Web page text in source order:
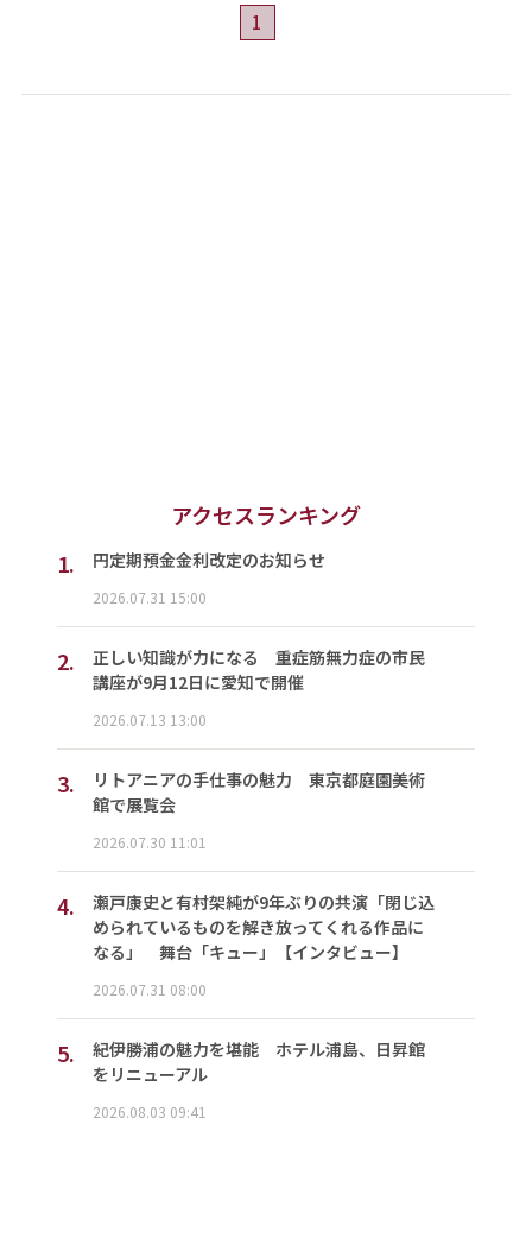
1
アクセスランキング
1.
円定期預金金利改定のお知らせ
2026.07.31 15:00
2.
正しい知識が力になる 重症筋無力症の市民
講座が9月12日に愛知で開催
2026.07.13 13:00
3.
リトアニアの手仕事の魅力 東京都庭園美術
館で展覧会
2026.07.30 11:01
4.
瀬戸康史と有村架純が9年ぶりの共演「閉じ込
められているものを解き放ってくれる作品に
なる」 舞台「キュー」【インタビュー】
2026.07.31 08:00
5.
紀伊勝浦の魅力を堪能 ホテル浦島、日昇館
をリニューアル
2026.08.03 09:41